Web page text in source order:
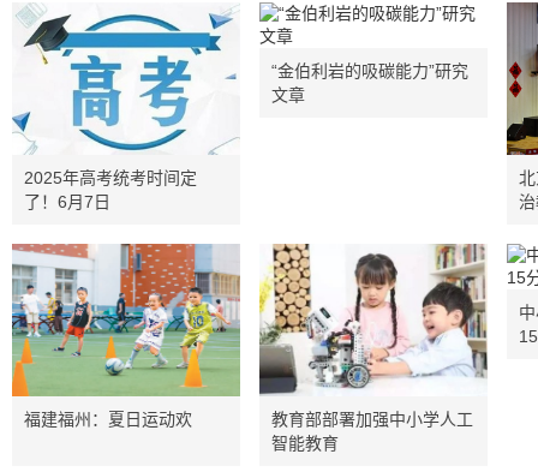
2025年高考统考时间定
了！6月7日
“金伯利岩的吸碳能力”研究
文章
福建福州：夏日运动欢
教育部部署加强中小学人工
智能教育